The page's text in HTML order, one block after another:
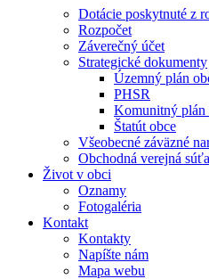
Dotácie poskytnuté z
Rozpočet
Záverečný účet
Strategické dokumenty
Územný plán
PHSR
Komunitný plán
Štatút obce
Všeobecné záväzné
Obchodná verejná
Život v obci
Oznamy
Fotogaléria
Kontakt
Kontakty
Napíšte nám
Mapa webu